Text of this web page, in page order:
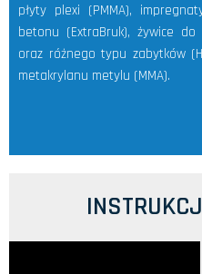
płyty plexi (PMMA),
betonu (ExtraBruk), żywice
oraz różnego typu zabytków
metakrylanu metylu (MMA).